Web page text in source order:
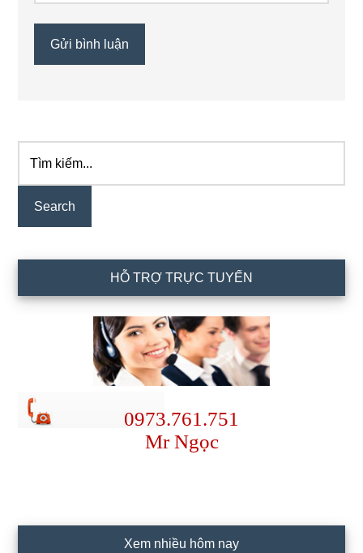
Primary
Sidebar
kiếm...
HỖ TRỢ TRỰC TUYẾN
0973.761.751
Mr Ngọc
Xem nhiều hôm nay